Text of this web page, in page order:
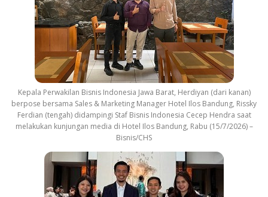
Kepala Perwakilan Bisnis Indonesia Jawa Barat, Herdiyan (dari kanan)
berpose bersama Sales & Marketing Manager Hotel Ilos Bandung, Rissky
Ferdian (tengah) didampingi Staf Bisnis Indonesia Cecep Hendra saat
melakukan kunjungan media di Hotel Ilos Bandung, Rabu (15/7/2026) –
Bisnis/CHS